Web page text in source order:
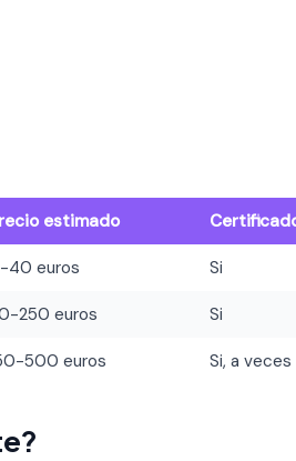
estimado
40 euros Si
250 euros Si
500 euros Si, a